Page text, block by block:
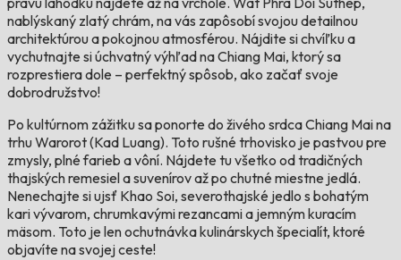
nablýskaný zlatý chrám, na vás zapôsobí svojou detailnou
architektúrou a pokojnou atmosférou. Nájdite si chvíľku a
vychutnajte si úchvatný výhľad na Chiang Mai, ktorý sa
rozprestiera dole – perfektný spôsob, ako začať svoje
dobrodružstvo!
Po kultúrnom zážitku sa ponorte do živého srdca Chiang Mai na
trhu Warorot (Kad Luang). Toto rušné trhovisko je pastvou pre
zmysly, plné farieb a vôní. Nájdete tu všetko od tradičných
thajských remesiel a suvenírov až po chutné miestne jedlá.
Nenechajte si ujsť Khao Soi, severothajské jedlo s bohatým
kari vývarom, chrumkavými rezancami a jemným kuracím
mäsom. Toto je len ochutnávka kulinárskych špecialít, ktoré
objavíte na svojej ceste!